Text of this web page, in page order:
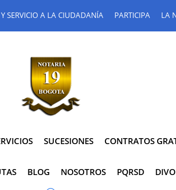
SERVICIO A LA CIUDADANÍA PARTICIPA LA
SUCESIONES CONTRATOS
BLOG NOSOTROS PQRSD